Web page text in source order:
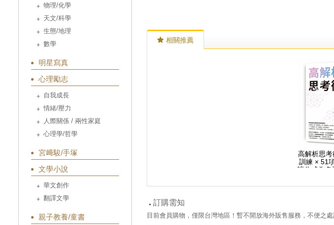
物理/化學
天文/科學
生態/地理
數學
明星寫真
心理勵志
自我成長
情緒/壓力
人際關係 / 兩性家庭
心理學/哲學
宮﨑駿/手塚
文學小說
華文創作
翻譯文學
親子教養/童書
相關推薦
高解析思
訓練 × 51
讓你成為炙
訂購需知
目前會員購物，僅限台灣地區！暫不開放海外販售服務，不便之處